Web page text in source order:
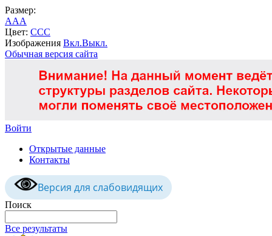
Размер:
AAA
Цвет: CCC
Изображения Вкл.Выкл.
Обычная версия сайта
Войти
Открытые данные
Контакты
Версия для слабовидящих
Поиск
Все результаты